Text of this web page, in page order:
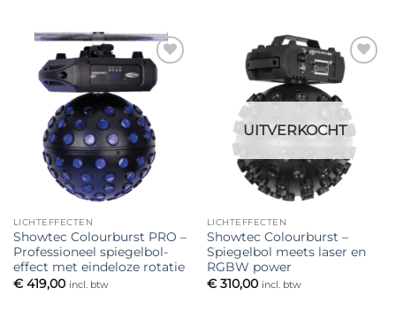
Toevoegen
aan
verlanglijst
LICHTEFFECTEN
Showtec Colourburst PRO –
Professioneel spiegelbol-
effect met eindeloze rotatie
€419,00 incl. btw
Toevoegen
verlanglijst
UITVERKOCHT
LICHTEFFECTEN
Showtec Colourburst –
Spiegelbol meets laser en
RGBW power
€310,00 incl. btw